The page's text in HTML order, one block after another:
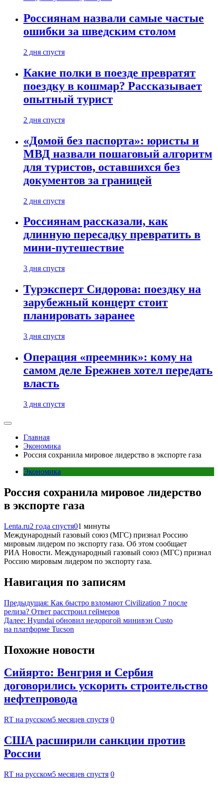
Россиянам назвали самые частые
ошибки за шведским столом
2 дня спустя
Какие полки в поезде превратят
поездку в кошмар? Рассказывает
опытный турист
2 дня спустя
«Домой без паспорта»: юристы и
МВД назвали пошаговый алгоритм
для туристов, оставшихся без
документов за границей
2 дня спустя
Россиянам рассказали, как
длинную пересадку превратить в
мини-путешествие
3 дня спустя
Турэксперт Сидорова: поездку на
зарубежный концерт стоит
планировать заранее
3 дня спустя
Операция «преемник»: кому на
самом деле Брежнев хотел передать
власть
3 дня спустя
Главная
Экономика
Россия сохранила мировое лидерство в экспорте газа
Экономика
Россия сохранила мировое лидерство
в экспорте газа
Lenta.ru2 года спустя01 минуты
Международный газовый союз (МГС) признал Россию
мировым лидером по экспорту газа. Об этом сообщает
РИА Новости. Международный газовый союз (МГС) признал
Россию мировым лидером по экспорту газа.
Навигация по записям
Предыдущая: Как быстро взломают Civilization 7 после
релиза? Ответ расстроил геймеров
Далее: Hyundai обновил недорогой минивэн Custo
на платформе Tucson
Похожие новости
Сийярто: Венгрия и Сербия
договорились ускорить строительство
нефтепровода
RT на русском5 месяцев спустя 0
США расширили санкции против
России
RT на русском5 месяцев спустя 0